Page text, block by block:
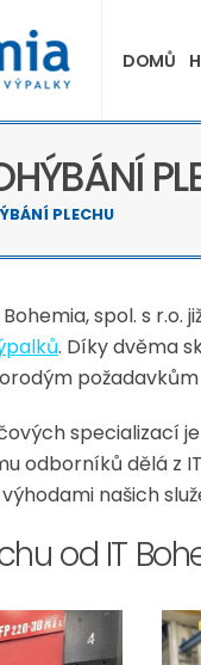
DOMŮ
PLECHU
spol. s
. Díky dvěma
specializací
odborníků dělá z
našich
od IT